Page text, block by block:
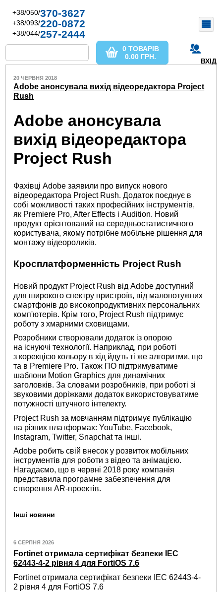
+38/050/370-3627
+38/093/220-0872
+38/044/257-2444
ВХІД
0 ТОВАРІВ
0.00 ГРН.
20 ЧЕРВНЯ 2018
Adobe анонсувала вихід відеоредактора Project
Rush
Adobe анонсувала
вихід відеоредактора
Project Rush
Фахівці Adobe заявили про випуск нового
відеоредактора Project Rush. Додаток поєднує в
собі можливості таких професійних інструментів,
як Premiere Pro, After Effects і Audition. Новий
продукт орієнтований на середньостатистичного
користувача, якому потрібне мобільне рішення для
монтажу відеороликів.
Кросплатформенність Project Rush
Новий продукт Project Rush від Adobe доступний
для широкого спектру пристроїв, від малопотужних
смартфонів до високопродуктивних персональних
комп'ютерів. Крім того, Project Rush підтримує
роботу з хмарними сховищами.
Розробники створювали додаток із опорою
на існуючі технології. Наприклад, при роботі
з корекцією кольору в хід йдуть ті же алгоритми, що
та в Premiere Pro. Також ПО підтримуватиме
шаблони Motion Graphics для динамічних
заголовків. За словами розробників, при роботі зі
звуковими доріжками додаток використовуватиме
потужності штучного інтелекту.
Project Rush за мовчанням підтримує публікацію
на різних платформах: YouTube, Facebook,
Instagram, Twitter, Snapchat та інші.
Adobe робить свій внесок у розвиток мобільних
інструментів для роботи з відео та анімацією.
Нагадаємо, що в червні 2018 року компанія
представила програмне забезпечення для
створення AR-проектів.
Інші новини
6 СЕРПНЯ 2026
Fortinet отримала сертифікат безпеки IEC
62443-4-2 рівня 4 для FortiOS 7.6
Fortinet отримала сертифікат безпеки IEC 62443-4-
2 рівня 4 для FortiOS 7.6